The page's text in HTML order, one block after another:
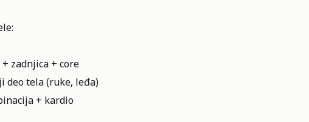
+ zadnjica + core
deo tela (ruke, leđa)
+ kardio